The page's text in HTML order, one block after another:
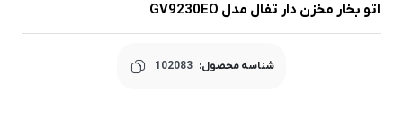
اتو بخار مخزن دار تفال مدل GV9230EO
شناسه محصول: 102083